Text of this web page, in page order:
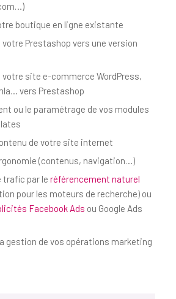
boutique en ligne existante
Prestashop vers une version
votre site e-commerce WordPress,
vers Prestashop
ou le paramétrage de vos modules
de votre site internet
(contenus, navigation…)
trafic par le référencement naturel
pour les moteurs de recherche) ou
Facebook Ads ou Google Ads
gestion de vos opérations marketing